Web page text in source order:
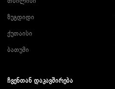
ზუგდიდი
ქუთაისი
ბათუმი
ᲩᲕᲔᲜᲗᲐᲜ ᲓᲐᲙᲐᲕᲨᲘᲠᲔᲑᲐ